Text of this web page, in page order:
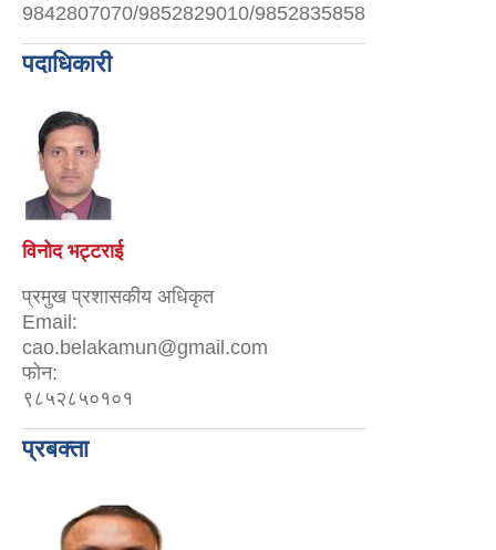
9842807070/9852829010/9852835858
पदाधिकारी
विनोद भट्टराई
प्रमुख प्रशासकीय अधिकृत
Email:
cao.belakamun@gmail.com
फोन:
९८५२८५०१०१
प्रबक्ता